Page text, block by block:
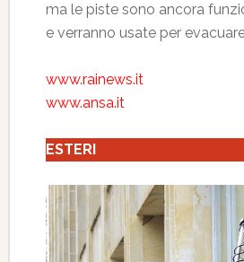
ma le piste sono ancora
e verranno usate per
www.rainews.it
www.ansa.it
ESTERI